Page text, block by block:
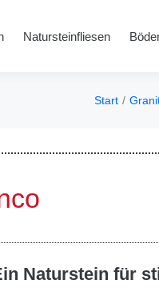
Natursteinfliesen
Sie
Start
Naturstein für